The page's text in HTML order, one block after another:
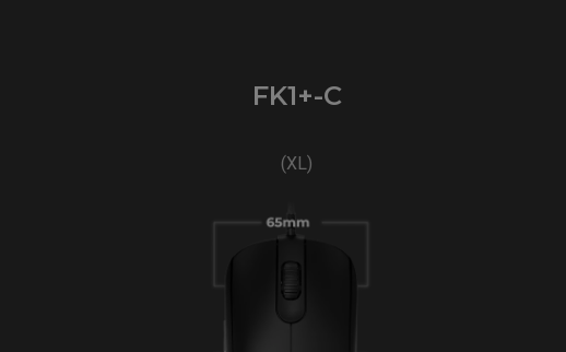
FK1+-C
(XL)